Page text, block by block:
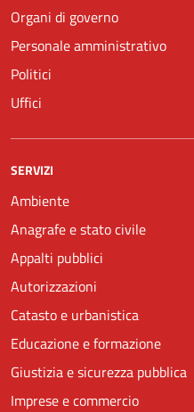
Organi di governo
Personale amministrativo
Politici
Uffici
SERVIZI
Ambiente
Anagrafe e stato civile
Appalti pubblici
Autorizzazioni
Catasto e urbanistica
Educazione e formazione
Giustizia e sicurezza pubblica
Imprese e commercio